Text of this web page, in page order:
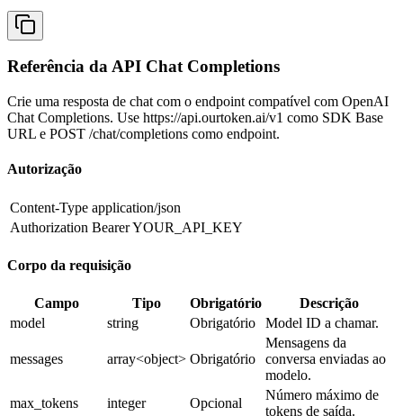
Referência da API Chat Completions
Crie uma resposta de chat com o endpoint compatível com OpenAI
Chat Completions. Use https://api.ourtoken.ai/v1 como SDK Base
URL e POST /chat/completions como endpoint.
Autorização
Content-Type application/json
Authorization Bearer YOUR_API_KEY
Corpo da requisição
Campo Tipo Obrigatório
Descrição
model
string Obrigatório Model ID a chamar.
messages array<object> Obrigatório
Mensagens da
conversa enviadas ao
modelo.
max_tokens
integer Opcional
Número máximo de
tokens de saída.